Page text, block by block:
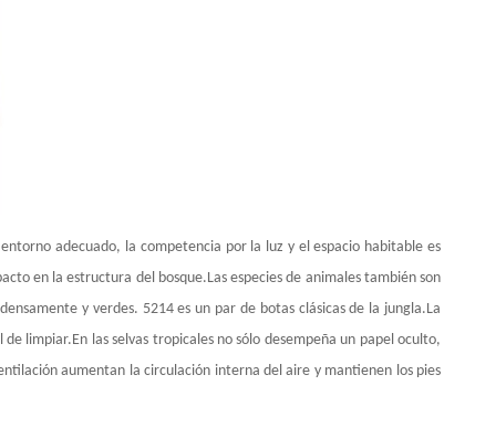
adecuado, la competencia por la luz y el espacio habitable es
en la estructura del bosque.Las especies de animales también son
y verdes. 5214 es un par de botas clásicas de la jungla.La
limpiar.En las selvas tropicales no sólo desempeña un papel oculto,
aumentan la circulación interna del aire y mantienen los pies